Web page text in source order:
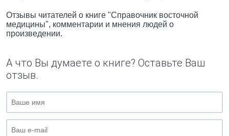
Отзывы читателей о книге "Справочник восточной
медицины", комментарии и мнения людей о
произведении.
А что Вы думаете о книге? Оставьте Ваш
отзыв.